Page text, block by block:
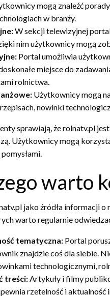
mogą znaleźć
w branży.
W sekcji telewizyjnej
nim użytkownicy mogą
Portal umożliwia
miejsce do
rolnictwa.
Użytkownicy mogą
nowinki
sprawiają, że rolnatv.pl
Użytkownicy mogą
warto
jako źródła informacji
warto regularnie
tematyczna: Portal
znajdzie coś dla siebie.
technologicznymi,
treści:Artykuły i filmy
rzetelność i